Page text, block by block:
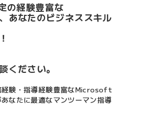
の経験豊富な
あなたのビジネススキル
ください。
経験・指導経験豊富なMicrosoft
なたに最適なマンツーマン指導